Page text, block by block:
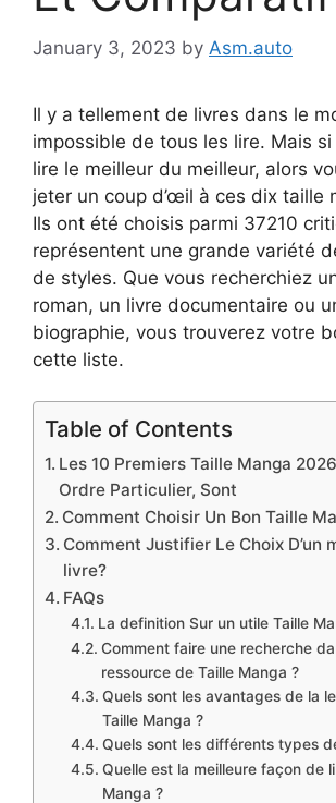
January 3, 2023 by Asm.auto
Il y a tellement de livres dans le
impossible de tous les lire. Mais
lire le meilleur du meilleur, alors
jeter un coup d’œil à ces dix taille
Ils ont été choisis parmi 37210
représentent une grande variété
de styles. Que vous recherchiez
roman, un livre documentaire ou
biographie, vous trouverez votre
cette liste.
Table of Contents
Les 10 Premiers Taille Manga
Ordre Particulier, Sont
Comment Choisir Un Bon Taille
Comment Justifier Le Choix D’un
livre?
FAQs
La definition Sur un utile Taille
Comment faire une recherche
ressource de Taille Manga ?
Quels sont les avantages de la
Taille Manga ?
Quels sont les différents types
Quelle est la meilleure façon de
Manga ?